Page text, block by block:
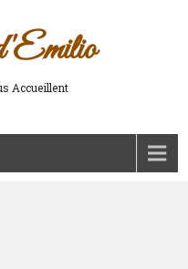
Accueillent